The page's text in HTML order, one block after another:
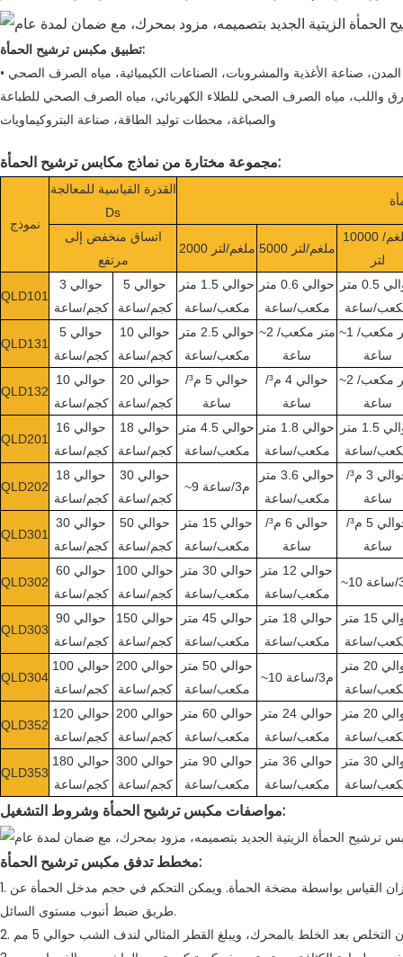
تطبيق مكبس ترشيح الحمأة:
• مياه الصرف الصحي المختلطة غير المعالجة في المدن، صناعة الأغذية والمشروبات، الصناعات الكيميائية، مياه الصرف الصحي
واللب، مياه الصرف الصحي للطلاء الكهربائي، مياه الصرف الصحي للطباعة
والصباغة، محطات توليد الطاقة، صناعة البتروكيماويات
مجموعة مختارة من نماذج مكابس ترشيح الحمأة:
نموذج
القدرة القياسية للمعالجة
Ds
اتساق منخفض إلى
مرتفع
2000 ملغم/لتر 5000 ملغم/لتر
10000 ملغم/
لتر
QLD101
حوالي 3
كجم/ساعة
حوالي 5
كجم/ساعة
حوالي 1.5 متر
مكعب/ساعة
حوالي 0.6 متر
مكعب/ساعة
حوالي 0.5 متر
ساعة
QLD131
حوالي 5
كجم/ساعة
حوالي 10
كجم/ساعة
حوالي 2.5 متر
مكعب/ساعة
~2 متر مكعب/
ساعة
~1 متر مكعب/
ساعة
QLD132
حوالي 10
كجم/ساعة
حوالي 20
كجم/ساعة
حوالي 5 م³/
ساعة
حوالي 4 م³/
ساعة
~2 متر مكعب/
ساعة
QLD201
حوالي 16
كجم/ساعة
حوالي 18
كجم/ساعة
حوالي 4.5 متر
مكعب/ساعة
حوالي 1.8 متر
مكعب/ساعة
حوالي 1.5 متر
ساعة
QLD202
حوالي 18
كجم/ساعة
حوالي 30
كجم/ساعة
~9 م3/ساعة
حوالي 3.6 متر
مكعب/ساعة
حوالي 3 م³/
ساعة
QLD301
حوالي 30
كجم/ساعة
حوالي 50
كجم/ساعة
حوالي 15 متر
مكعب/ساعة
حوالي 6 م³/
ساعة
حوالي 5 م³/
ساعة
QLD302
حوالي 60
كجم/ساعة
حوالي 100
كجم/ساعة
حوالي 30 متر
مكعب/ساعة
حوالي 12 متر
مكعب/ساعة
QLD303
حوالي 90
كجم/ساعة
حوالي 150
كجم/ساعة
حوالي 45 متر
مكعب/ساعة
حوالي 18 متر
مكعب/ساعة
حوالي 15 متر
ساعة
QLD304
حوالي 100
كجم/ساعة
حوالي 200
كجم/ساعة
حوالي 50 متر
مكعب/ساعة
~10 م3/ساعة
حوالي 20 متر
ساعة
QLD352
حوالي 120
كجم/ساعة
حوالي 200
كجم/ساعة
حوالي 60 متر
مكعب/ساعة
حوالي 24 متر
مكعب/ساعة
حوالي 20 متر
ساعة
QLD353
حوالي 180
كجم/ساعة
حوالي 300
كجم/ساعة
حوالي 90 متر
مكعب/ساعة
حوالي 36 متر
مكعب/ساعة
حوالي 30 متر
ساعة
مواصفات مكبس ترشيح الحمأة وشروط التشغيل:
مخطط تدفق مكبس ترشيح الحمأة:
1. يتم نقل الحمأة الموجودة في حوض الحمأة إلى خزان القياس بواسطة مضخة الحمأة. ويمكن التحكم في حجم مدخل الحمأة عن
طريق ضبط أنبوب مستوى السائل.